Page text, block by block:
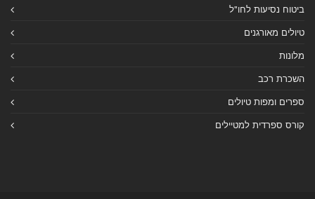
ביטוח נסיעות לחו"ל
טיולים מאורגנים
מלונות
השכרת רכב
ספרים ומפות טיולים
קורס ספרדית למטיילים